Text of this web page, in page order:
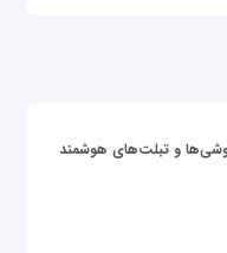
و تبلت‌های هوشمند